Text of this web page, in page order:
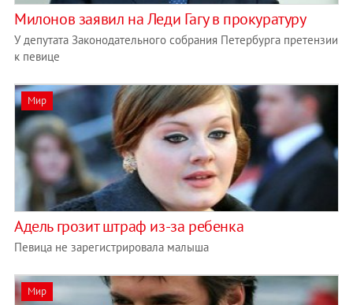
Милонов заявил на Леди Гагу в прокуратуру
У депутата Законодательного собрания Петербурга претензии
к певице
Мир
Адель грозит штраф из-за ребенка
Певица не зарегистрировала малыша
Мир